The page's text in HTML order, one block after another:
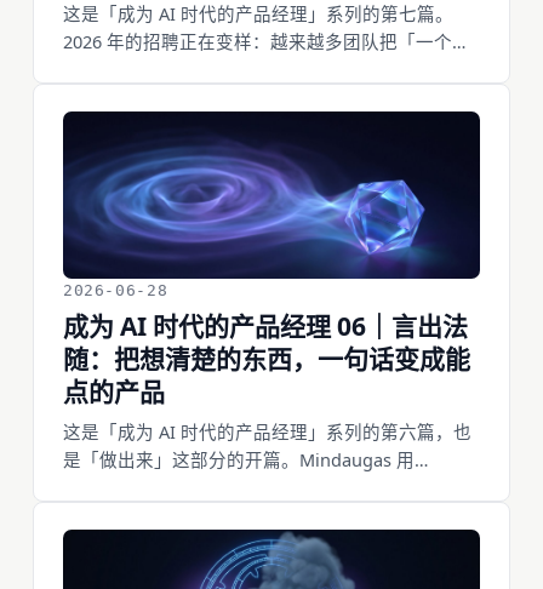
这是「成为 AI 时代的产品经理」系列的第七篇。
2026 年的招聘正在变样：越来越多团队把「一个真
AI 接走了写 PRD、画原型这些动作，它们就不再是
你的交付物了。这篇讲清楚 AI 时代 PM 真正交付的
三件作品——一个能打开点开的产品、一篇带真实
数字的复盘、一套你自己写的 eval——以及每一件
具体怎么攒出来。
2026-06-28
成为 AI 时代的产品经理 06｜言出法
随：把想清楚的东西，一句话变成能
点的产品
这是「成为 AI 时代的产品经理」系列的第六篇，也
是「做出来」这部分的开篇。Mindaugas 用
轮，估值 66 亿美元。「说出来，AI 就给你做出来」
不再是一句口号。但言出法随不是敲一句话就走人